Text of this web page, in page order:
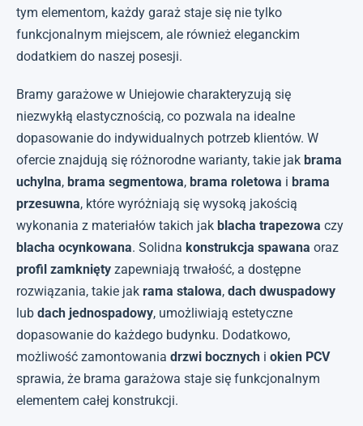
tym elementom, każdy garaż staje się nie tylko
funkcjonalnym miejscem, ale również eleganckim
dodatkiem do naszej posesji.
Bramy garażowe w Uniejowie charakteryzują się
niezwykłą elastycznością, co pozwala na idealne
dopasowanie do indywidualnych potrzeb klientów. W
ofercie znajdują się różnorodne warianty, takie jak brama
uchylna, brama segmentowa, brama roletowa i brama
przesuwna, które wyróżniają się wysoką jakością
wykonania z materiałów takich jak blacha trapezowa czy
blacha ocynkowana. Solidna konstrukcja spawana oraz
profil zamknięty zapewniają trwałość, a dostępne
rozwiązania, takie jak rama stalowa, dach dwuspadowy
lub dach jednospadowy, umożliwiają estetyczne
dopasowanie do każdego budynku. Dodatkowo,
możliwość zamontowania drzwi bocznych i okien PCV
sprawia, że brama garażowa staje się funkcjonalnym
elementem całej konstrukcji.